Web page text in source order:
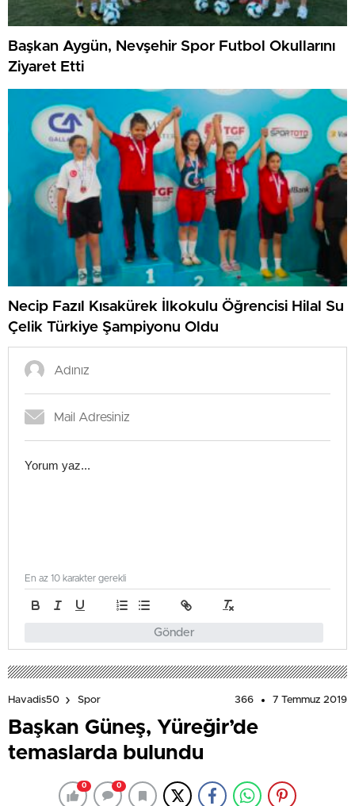
Başkan Aygün, Nevşehir Spor Futbol Okullarını
Ziyaret Etti
Necip Fazıl Kısakürek İlkokulu Öğrencisi Hilal Su
Çelik Türkiye Şampiyonu Oldu
Gönder
En az 10 karakter gerekli
Havadis50 Spor 366 7 Temmuz 2019
Başkan Güneş, Yüreğir’de
temaslarda bulundu
0 0